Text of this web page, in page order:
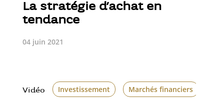
La stratégie d’achat en
tendance
04 juin 2021
Vidéo Investissement Marchés financiers